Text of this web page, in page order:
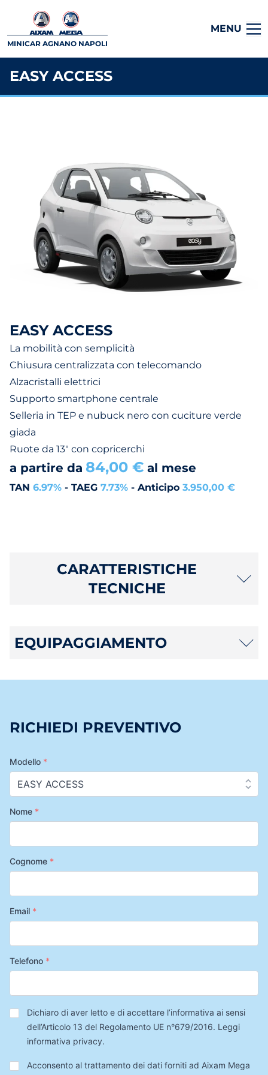
MINICAR AGNANO NAPOLI
MENU
EASY ACCESS
EASY ACCESS
La mobilità con semplicità
Chiusura centralizzata con telecomando
Alzacristalli elettrici
Supporto smartphone centrale
Selleria in TEP e nubuck nero con cuciture verde
giada
Ruote da 13" con copricerchi
a partire da 84,00 € al mese
TAN 6.97% - TAEG 7.73% - Anticipo 3.950,00 €
CARATTERISTICHE
TECNICHE
EQUIPAGGIAMENTO
RICHIEDI PREVENTIVO
Modello *
Nome *
Cognome *
Email *
Telefono *
Privacy*
Dichiaro di aver letto e di accettare l’informativa ai sensi
dell’Articolo 13 del Regolamento UE n°679/2016. Leggi
informativa privacy.
Trattamento
Acconsento al trattamento dei dati forniti ad Aixam Mega